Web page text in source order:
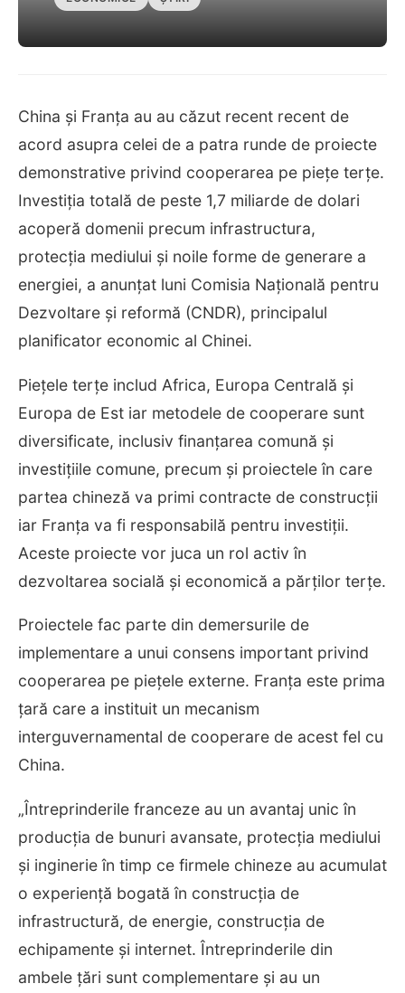
China și Franța au au căzut recent recent de
acord asupra celei de a patra runde de proiecte
demonstrative privind cooperarea pe piețe terțe.
Investiția totală de peste 1,7 miliarde de dolari
acoperă domenii precum infrastructura,
protecția mediului și noile forme de generare a
energiei, a anunțat luni Comisia Națională pentru
Dezvoltare și reformă (CNDR), principalul
planificator economic al Chinei.
Piețele terțe includ Africa, Europa Centrală și
Europa de Est iar metodele de cooperare sunt
diversificate, inclusiv finanțarea comună și
investițiile comune, precum și proiectele în care
partea chineză va primi contracte de construcții
iar Franța va fi responsabilă pentru investiții.
Aceste proiecte vor juca un rol activ în
dezvoltarea socială și economică a părților terțe.
Proiectele fac parte din demersurile de
implementare a unui consens important privind
cooperarea pe piețele externe. Franța este prima
țară care a instituit un mecanism
interguvernamental de cooperare de acest fel cu
China.
„Întreprinderile franceze au un avantaj unic în
producția de bunuri avansate, protecția mediului
și inginerie în timp ce firmele chineze au acumulat
o experiență bogată în construcția de
infrastructură, de energie, construcția de
echipamente și internet. Întreprinderile din
ambele țări sunt complementare și au un